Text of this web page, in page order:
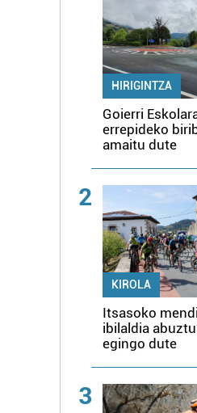
HIRIGINTZA
Goierri
errepideko
amaitu dute
2
KIROLA
Itsasoko
ibilaldia
egingo dute
3